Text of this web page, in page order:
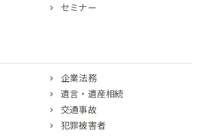
セミナー
企業法務
遺言・遺産相続
交通事故
犯罪被害者